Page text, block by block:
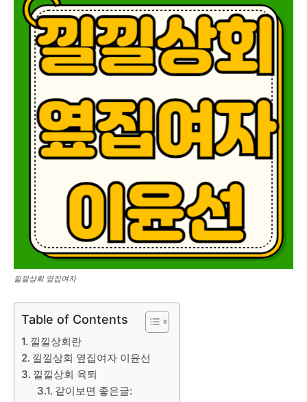
낄낄상회 옆집여자
Table of Contents
낄낄상회란
낄낄상회 옆집여자 이윤선
낄낄상회 육퇴
같이보면 좋은글: